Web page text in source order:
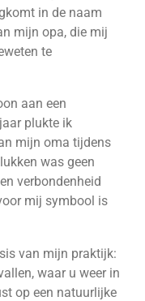
in de naam
mijn opa, die mij
te
aan een
plukte ik
mijn oma tijdens
was geen
verbondenheid
mij symbool is
van mijn praktijk:
waar u weer in
op een natuurlijke